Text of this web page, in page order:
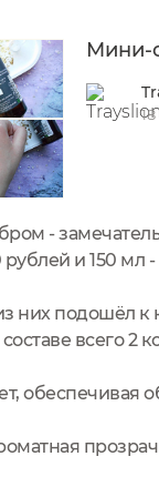
Мини-
-
и 150 мл
них подошёл к
всего 2
обеспечивая